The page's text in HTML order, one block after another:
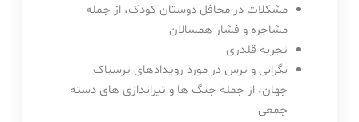
مشکلات در محافل دوستان کودک، از جمله
مشاجره و فشار همسالان
تجربه قلدری
نگرانی و ترس در مورد رویدادهای ترسناک
جهان، از جمله جنگ ها و تیراندازی های دسته
جمعی